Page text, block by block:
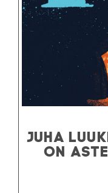
JUHA
ON